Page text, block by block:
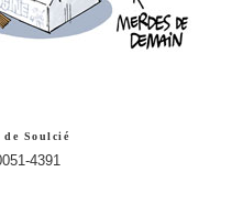
de Soulcié
4391